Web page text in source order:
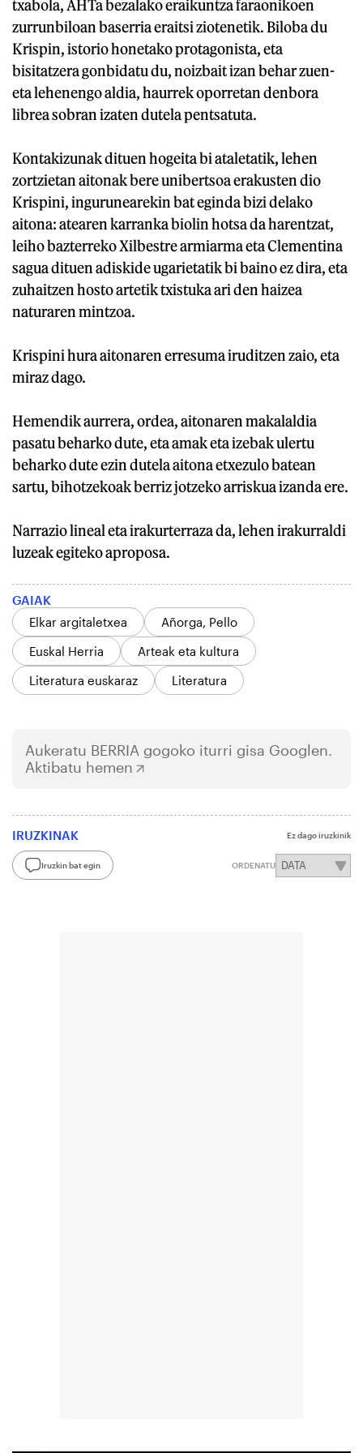
txabola, AHTa bezalako eraikuntza faraonikoen
zurrunbiloan baserria eraitsi ziotenetik. Biloba du
Krispin, istorio honetako protagonista, eta
bisitatzera gonbidatu du, noizbait izan behar zuen-
eta lehenengo aldia, haurrek oporretan denbora
librea sobran izaten dutela pentsatuta.
Kontakizunak dituen hogeita bi ataletatik, lehen
zortzietan aitonak bere unibertsoa erakusten dio
Krispini, ingurunearekin bat eginda bizi delako
aitona: atearen karranka biolin hotsa da harentzat,
leiho bazterreko Xilbestre armiarma eta Clementina
sagua dituen adiskide ugarietatik bi baino ez dira, eta
zuhaitzen hosto artetik txistuka ari den haizea
naturaren mintzoa.
Krispini hura aitonaren erresuma iruditzen zaio, eta
miraz dago.
Hemendik aurrera, ordea, aitonaren makalaldia
pasatu beharko dute, eta amak eta izebak ulertu
beharko dute ezin dutela aitona etxezulo batean
sartu, bihotzekoak berriz jotzeko arriskua izanda ere.
Narrazio lineal eta irakurterraza da, lehen irakurraldi
luzeak egiteko aproposa.
GAIAK
Elkar argitaletxea
Añorga, Pello
Euskal Herria
Arteak eta kultura
Literatura euskaraz
Literatura
Aukeratu BERRIA gogoko iturri gisa Googlen.
Aktibatu hemen
IRUZKINAK Ez dago iruzkinik
Iruzkin bat egin ORDENATU